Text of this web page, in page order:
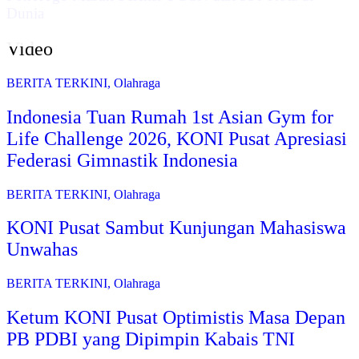
Video
BERITA TERKINI, Olahraga
Indonesia Tuan Rumah 1st Asian Gym for
Life Challenge 2026, KONI Pusat Apresiasi
Federasi Gimnastik Indonesia
BERITA TERKINI, Olahraga
KONI Pusat Sambut Kunjungan Mahasiswa
Unwahas
BERITA TERKINI, Olahraga
Ketum KONI Pusat Optimistis Masa Depan
PB PDBI yang Dipimpin Kabais TNI